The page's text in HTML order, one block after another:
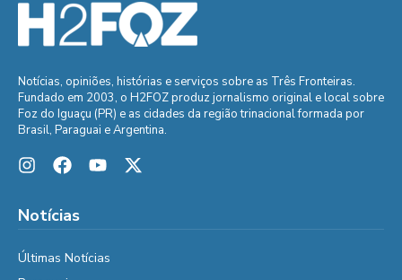
Notícias, opiniões, histórias e serviços sobre as Três Fronteiras.
Fundado em 2003, o H2FOZ produz jornalismo original e local sobre
Foz do Iguaçu (PR) e as cidades da região trinacional formada por
Brasil, Paraguai e Argentina.
Notícias
Últimas Notícias